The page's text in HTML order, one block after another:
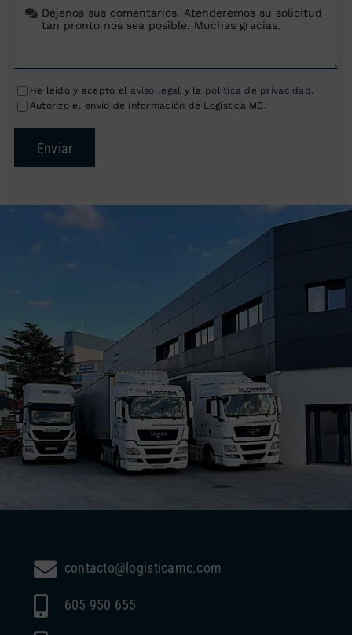
contacto@logisticamc.com
605 950 655
He leído y acepto el aviso legal y la política de privacidad.
Autorizo el envío de información de Logística MC.
Enviar